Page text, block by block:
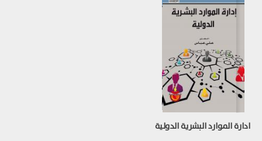
ادارة الموارد البشرية الدولية